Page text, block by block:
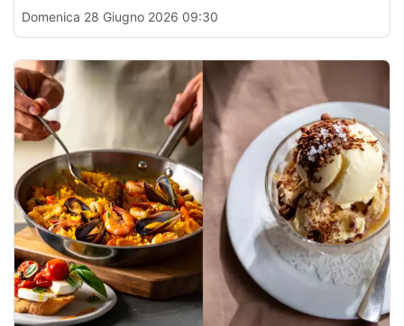
Domenica 28 Giugno 2026 09:30